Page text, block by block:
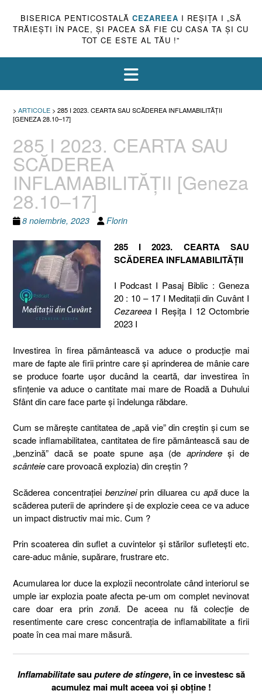
BISERICA PENTICOSTALĂ CEZAREEA I REŞIŢA I „SĂ
TRĂIEŞTI ÎN PACE, ŞI PACEA SĂ FIE CU CASA TA ŞI CU
TOT CE ESTE AL TĂU !”
> ARTICOLE > 285 I 2023. CEARTA SAU SCĂDEREA INFLAMABILITĂȚII
[GENEZA 28.10–17]
285 I 2023. CEARTA SAU
SCĂDEREA
INFLAMABILITĂȚII [Geneza
28.10–17]
8 noiembrie, 2023 Florin
285 I 2023. CEARTA SAU
SCĂDEREA INFLAMABILITĂȚII
I Podcast I Pasaj Biblic : Geneza
20 : 10 – 17 I Meditaţii din Cuvânt I
CezareeaI Reşiţa I 12 Octombrie
2023 I
Investirea în firea pământească va aduce o producție mai
mare de fapte ale firii printre care și aprinderea de mânie care
se produce foarte ușor ducând la ceartă, dar investirea în
sfințenie va aduce o cantitate mai mare de Roadă a Duhului
Sfânt din care face parte și îndelunga răbdare.
Cum se mărește cantitatea de „apă vie” din creștin și cum se
scade inflamabilitatea, cantitatea de fire pământească sau de
„benzină” dacă se poate spune așa (de aprindereși de
scânteiecare provoacă explozia) din creștin ?
Scăderea concentrației benzineiprin diluarea cu apăduce la
scăderea puterii de aprindere și de explozie ceea ce va aduce
un impact distructiv mai mic. Cum ?
Prin scoaterea din suflet a cuvintelor și stărilor sufletești etc.
care-aduc mânie, supărare, frustrare etc.
Acumularea lor duce la explozii necontrolate când interiorul se
umple iar explozia poate afecta pe-um om complet nevinovat
care doar era prin zonă. De aceea nu fă colecție de
resentimente care cresc concentrația de inflamabilitate a firii
poate în cea mai mare măsură.
Inflamabilitatesauputere de stingere, în ce investesc să
acumulez mai mult aceea voi și obține !